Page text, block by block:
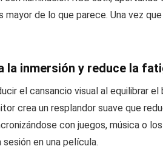
de lo que parece. Una vez
la inmersión y reduce la
el cansancio visual al equilibrar
crea un resplandor suave que
con juegos, música o
en una película.